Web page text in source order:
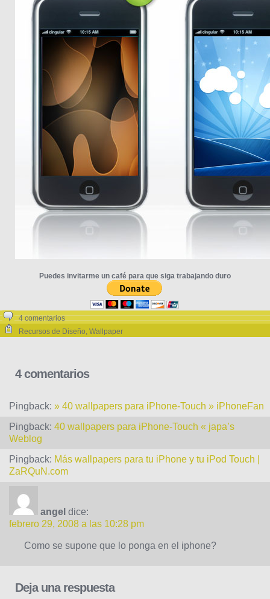
Puedes invitarme un café para que siga trabajando duro
4 comentarios
Recursos de Diseño, Wallpaper
4 comentarios
Pingback: » 40 wallpapers para iPhone-Touch » iPhoneFan
Pingback: 40 wallpapers para iPhone-Touch « japa’s
Weblog
Pingback: Más wallpapers para tu iPhone y tu iPod Touch |
ZaRQuN.com
angel dice:
febrero 29, 2008 a las 10:28 pm
Como se supone que lo ponga en el iphone?
Deja una respuesta